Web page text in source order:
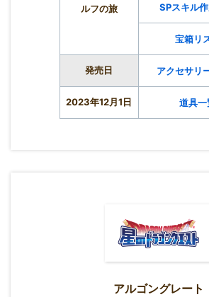
ルフの旅
SPスキル
宝箱リ
発売日 アクセサリ
2023年12月1日 道具一
アルゴングレート